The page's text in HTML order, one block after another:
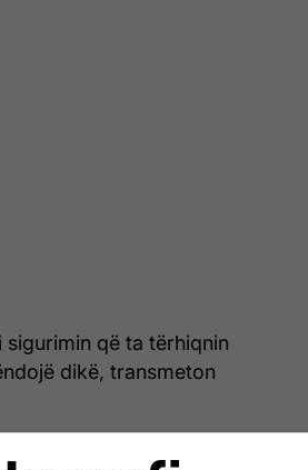
që ta tërhiqnin
dikë, transmeton
incidentin si “dështim